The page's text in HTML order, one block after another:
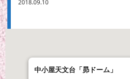
2018.09.10
中小屋天文台「昴ドーム」